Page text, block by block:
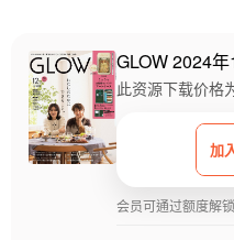
GLOW 2024
加
此资源下载价格
会员可通过额度解